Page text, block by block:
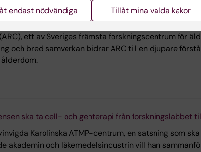
25 år och blickar samtidigt framåt
ett av Sveriges främsta forskningscentrum för
och bred samverkan bidrar ARC till en djupare
ska ta cell- och genterapi från forskningslabbet
Karolinska ATMP-centrum, en satsning som
akademin och läkemedelsindustrin vill han
endast nödvändiga Tillåt mina valda kakor